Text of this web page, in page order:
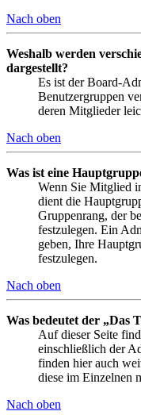
Nach oben
Weshalb werden
dargestellt?
Es ist der Board-
Benutzergruppen
deren Mitglieder
Nach oben
Was ist eine
Wenn Sie Mitglied
dient die
Gruppenrang, der
festzulegen. Ein
geben, Ihre
festzulegen.
Nach oben
Was bedeutet der „Das
Auf dieser Seite
einschließlich der
finden hier auch
diese im Einzelnen
Nach oben